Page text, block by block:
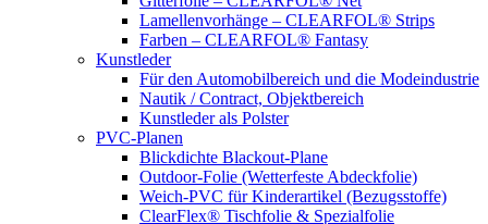
Lamellenvorhänge – CLEARFOL® Strips
Farben – CLEARFOL® Fantasy
Kunstleder
Für den Automobilbereich und die Modeindustrie
Nautik / Contract, Objektbereich
Kunstleder als Polster
PVC-Planen
Blickdichte Blackout-Plane
Outdoor-Folie (Wetterfeste Abdeckfolie)
Weich-PVC für Kinderartikel (Bezugsstoffe)
ClearFlex® Tischfolie & Spezialfolie